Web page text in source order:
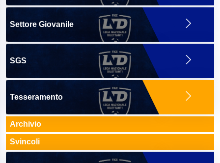
Settore Giovanile
SGS
Tesseramento
Archivio
Svincoli